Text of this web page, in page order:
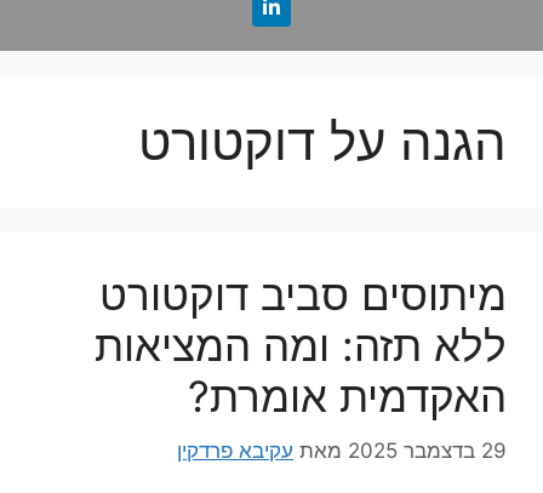
הגנה על דוקטורט
מיתוסים סביב דוקטורט
ללא תזה: ומה המציאות
האקדמית אומרת?
29 בדצמבר 2025 מאת עקיבא פרדקין